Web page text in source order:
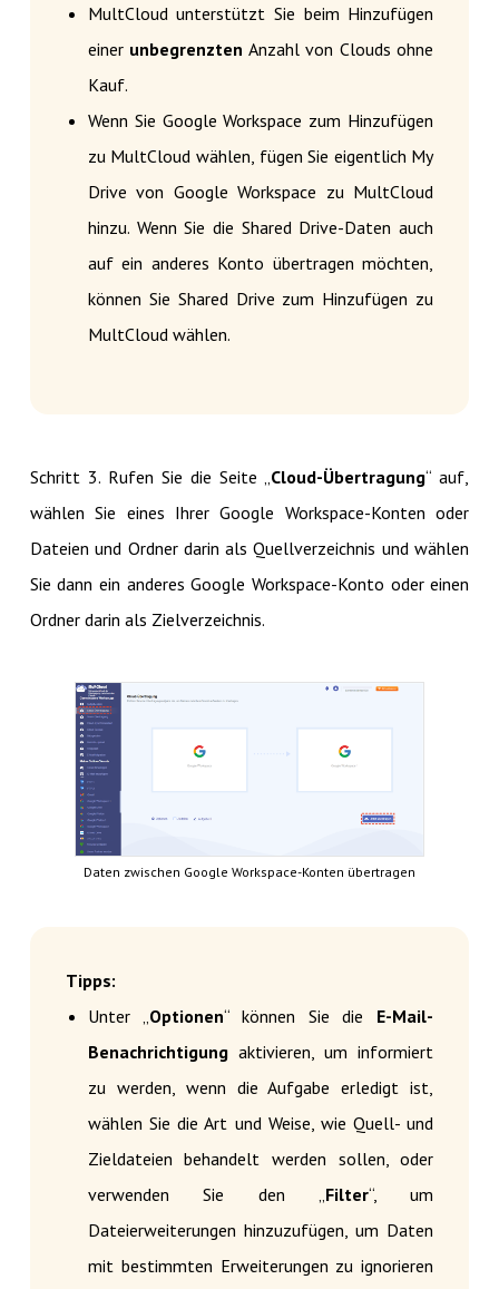
MultCloud unterstützt Sie beim Hinzufügen
einer unbegrenzten Anzahl von Clouds ohne
Kauf.
Wenn Sie Google Workspace zum Hinzufügen
zu MultCloud wählen, fügen Sie eigentlich My
Drive von Google Workspace zu MultCloud
hinzu. Wenn Sie die Shared Drive-Daten auch
auf ein anderes Konto übertragen möchten,
können Sie Shared Drive zum Hinzufügen zu
MultCloud wählen.
Schritt 3. Rufen Sie die Seite „ Cloud-Übertragung“ auf,
wählen Sie eines Ihrer Google Workspace-Konten oder
Dateien und Ordner darin als Quellverzeichnis und wählen
Sie dann ein anderes Google Workspace-Konto oder einen
Ordner darin als Zielverzeichnis.
Daten zwischen Google Workspace-Konten übertragen
Tipps:
Unter „ Optionen“ können Sie die E-Mail-
Benachrichtigungaktivieren, um informiert
zu werden, wenn die Aufgabe erledigt ist,
wählen Sie die Art und Weise, wie Quell- und
Zieldateien behandelt werden sollen, oder
verwenden Sie den „ Filter“, um
Dateierweiterungen hinzuzufügen, um Daten
mit bestimmten Erweiterungen zu ignorieren